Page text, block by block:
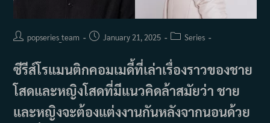
Postpopseries_team
PostJanuary 21, 2025
PostSeries
ซีรีส์โรแมนติกคอมเมดี้ที่เล่าเรื่องราวของชาย
โสดและหญิงโสดที่มีแนวคิดล้าสมัยว่า ชาย
และหญิงจะต้องแต่งงานกันหลังจากนอนด้วย